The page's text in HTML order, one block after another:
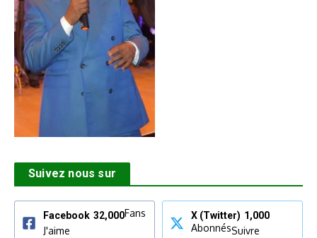
Suivez nous sur
Facebook 32,000Fans
J'aime
X (Twitter) 1,000
AbonnésSuivre